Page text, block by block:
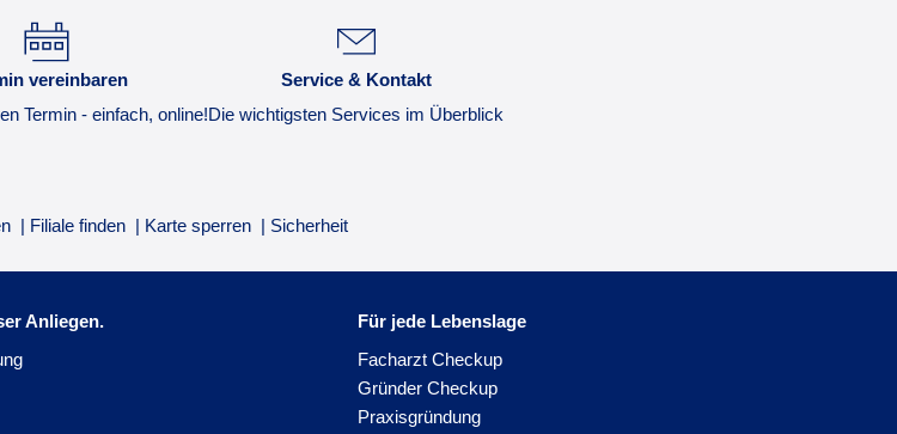
vereinbaren
Termin - einfach, online!
Service & Kontakt
Die wichtigsten Services im Überblick
Filiale finden Karte sperren Sicherheit
Anliegen.
Für jede Lebenslage
Facharzt Checkup
Gründer Checkup
Praxisgründung